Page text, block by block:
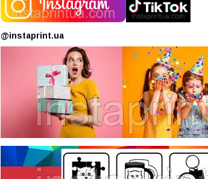
@instaprint.ua